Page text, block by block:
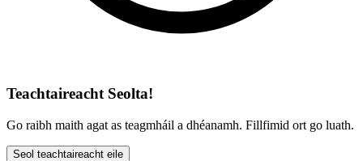
Teachtaireacht Seolta!
Go raibh maith agat as teagmháil a dhéanamh. Fillfimid ort go luath.
Seol teachtaireacht eile